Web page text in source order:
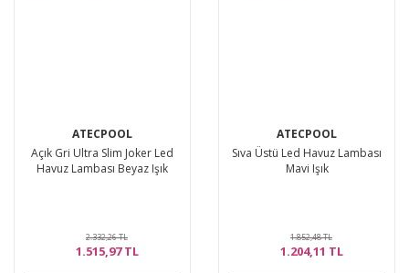
ATECPOOL
Açık Gri Ultra Slim Joker Led
Havuz Lambası Beyaz Işık
2.332,26 TL
1.515,97 TL
ATECPOOL
Sıva Üstü Led Havuz Lambası
Mavi Işık
1.852,48 TL
1.204,11 TL